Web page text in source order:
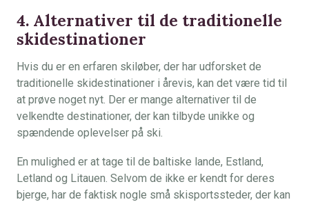
4. Alternativer til de traditionelle
skidestinationer
Hvis du er en erfaren skiløber, der har udforsket de
traditionelle skidestinationer i årevis, kan det være tid til
at prøve noget nyt. Der er mange alternativer til de
velkendte destinationer, der kan tilbyde unikke og
spændende oplevelser på ski.
En mulighed er at tage til de baltiske lande, Estland,
Letland og Litauen. Selvom de ikke er kendt for deres
bjerge, har de faktisk nogle små skisportssteder, der kan